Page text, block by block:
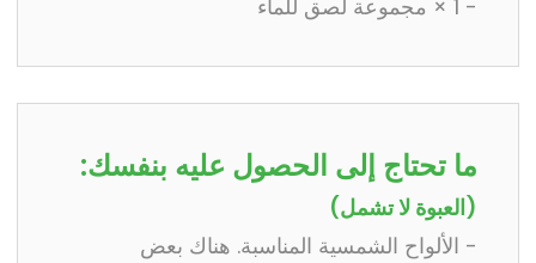
- 1 × مجموعة لصق للماء
ما تحتاج إلى الحصول عليه بنفسك:
(العبوة لا تشمل)
- الألواح الشمسية المناسبة. هناك بعض